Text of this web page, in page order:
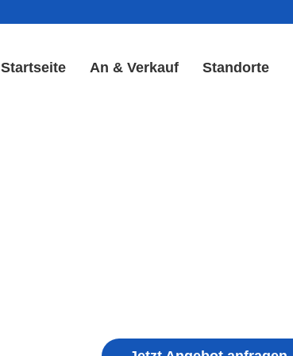
Startseite An & Verkauf Standorte